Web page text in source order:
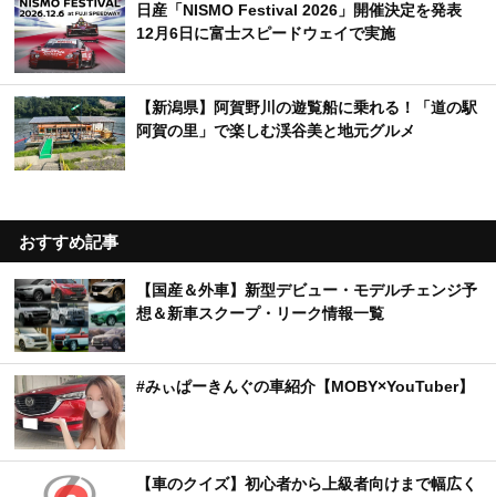
日産「NISMO Festival 2026」開催決定を発表
12月6日に富士スピードウェイで実施
【新潟県】阿賀野川の遊覧船に乗れる！「道の駅
阿賀の里」で楽しむ渓谷美と地元グルメ
おすすめ記事
【国産＆外車】新型デビュー・モデルチェンジ予
想＆新車スクープ・リーク情報一覧
#みぃぱーきんぐの車紹介【MOBY×YouTuber】
【車のクイズ】初心者から上級者向けまで幅広く